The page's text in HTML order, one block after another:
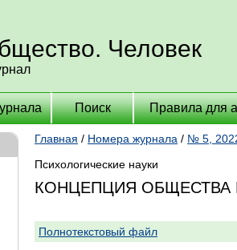
Человек
Поиск Правила для
Главная / Номера журнала / № 5,
Психологические науки
КОНЦЕПЦИЯ ОБЩЕСТВА
Полнотекстовый файл